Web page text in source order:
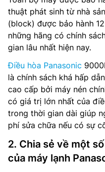
thuật phát sinh từ nhà
(block) được bảo hành
những hãng có chính
gian lâu nhất hiện nay.
Điều hòa Panasonic
là chính sách khá hấp
cao cấp bởi máy nén
có giá trị lớn nhất của
trong thời gian dài giúp
phí sửa chữa nếu có sự
2. Chia sẻ về một
của máy lạnh